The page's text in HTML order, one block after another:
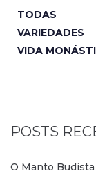
TODAS
VARIEDADES
VIDA
POSTS
O Manto